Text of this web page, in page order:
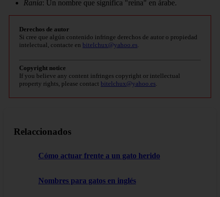
Rania: Un nombre que significa "reina" en árabe.
Derechos de autor
Si cree que algún contenido infringe derechos de autor o propiedad
intelectual, contacte en bitelchux@yahoo.es
Copyright notice
If you believe any content infringes copyright or intellectual
property rights, please contact bitelchux@yahoo.es
Relaccionados
Cómo actuar frente a un gato herido
Nombres para gatos en inglés